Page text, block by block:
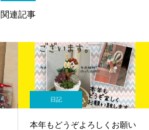
関連記事
日記
本年もどうぞよろしくお願い